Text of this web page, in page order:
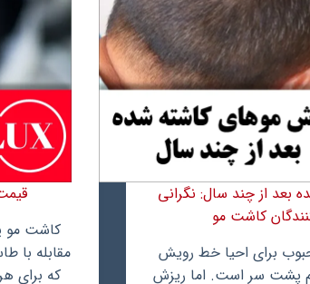
بعد از چند سال: نگرانی
کاشت مو
برای احیا خط رویش
پشت سر است. اما ریزش
کاشت مو
مقابله با
که برای